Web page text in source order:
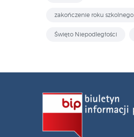
zakończenie roku szkolnego
Święto Niepodległości